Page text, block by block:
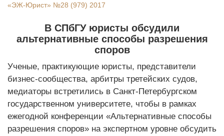
«ЭЖ-Юрист» №28 (979) 2017
В СПбГУ юристы обсудили
альтернативные способы разрешения
споров
Ученые, практикующие юристы, представители
бизнес-сообщества, арбитры третейских судов,
медиаторы встретились в Санкт-Петербургском
государственном университете, чтобы в рамках
ежегодной конференции «Альтернативные способы
разрешения споров» на экспертном уровне обсудить